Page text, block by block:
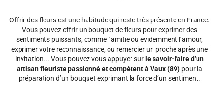
Offrir des fleurs est une habitude qui reste très présente en France.
Vous pouvez offrir un bouquet de fleurs pour exprimer des
sentiments puissants, comme l’amitié ou évidemment l’amour,
exprimer votre reconnaissance, ou remercier un proche après une
invitation... Vous pouvez vous appuyer sur le savoir-faire d’un
artisan fleuriste passionné et compétent à Vaux (89) pour la
préparation d’un bouquet exprimant la force d’un sentiment.